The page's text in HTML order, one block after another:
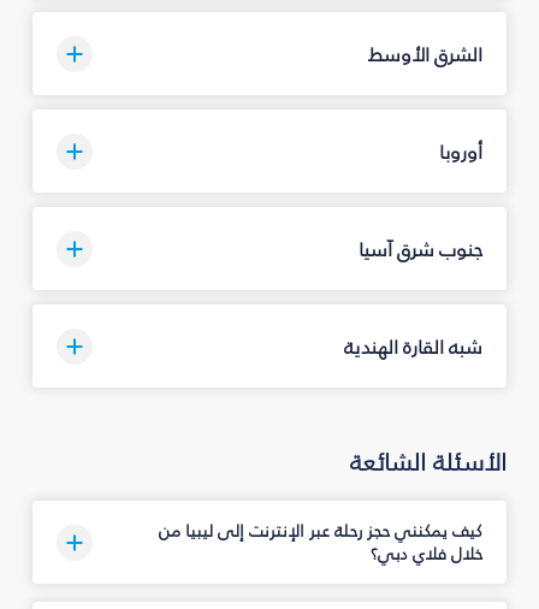
الشرق الأوسط
أوروبا
جنوب شرق آسيا
شبه القارة الهندية
الأسئلة الشائعة
كيف يمكنني حجز رحلة عبر الإنترنت إلى ليبيا من
خلال فلاي دبي؟